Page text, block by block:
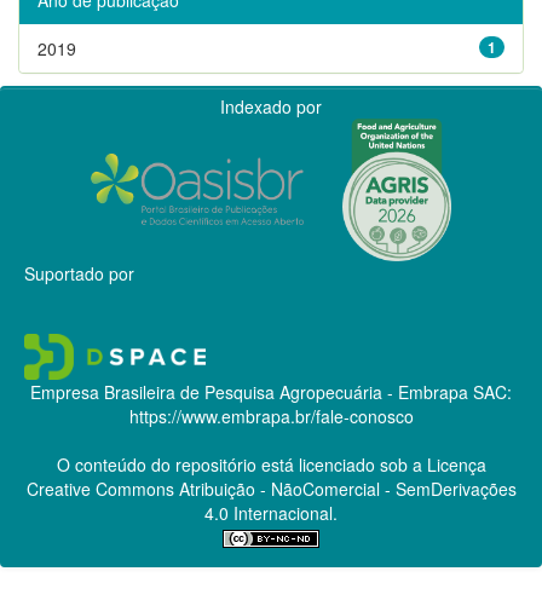
1
2019
Indexado por
Suportado por
Empresa Brasileira de Pesquisa Agropecuária - Embrapa SAC:
https://www.embrapa.br/fale-conosco
O conteúdo do repositório está licenciado sob a Licença
Creative CommonsAtribuição - NãoComercial - SemDerivações
4.0 Internacional.